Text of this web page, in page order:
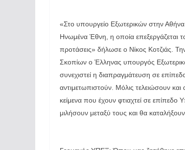
«Στο υπουργείο Εξωτερικών στην
Ηνωμένα Έθνη, η οποία επεξεργάζεται τα
προτάσεις» δήλωσε ο Νίκος Κοτζιάς.
Σκοπίων ο Έλληνας υπουργός
συνεχιστεί η διαπραγμάτευση σε
αντιμετωπιστούν. Μόλις τελειώσουν και
κείμενα που έχουν φτιαχτεί σε
μιλήσουν μεταξύ τους και θα